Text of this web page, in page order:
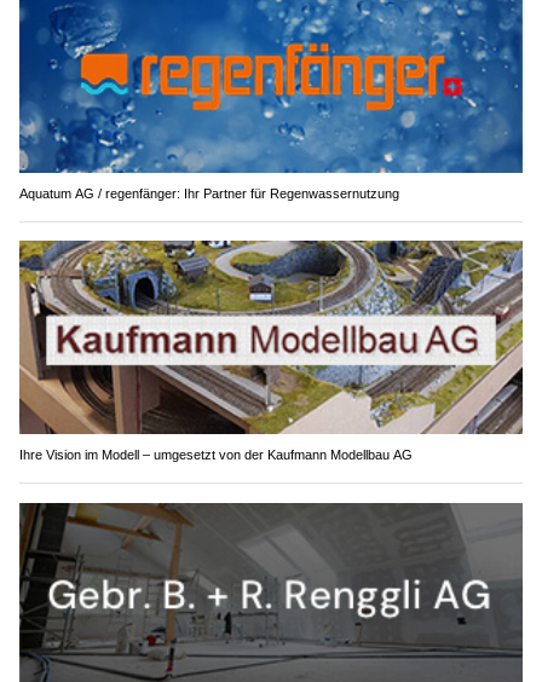
Aquatum AG / regenfänger: Ihr Partner für Regenwassernutzung
Ihre Vision im Modell – umgesetzt von der Kaufmann Modellbau AG